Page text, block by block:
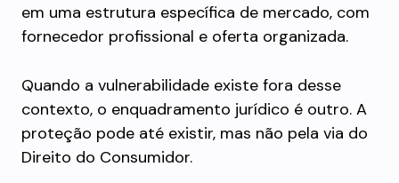
em uma estrutura específica de mercado, com
fornecedor profissional e oferta organizada.
Quando a vulnerabilidade existe fora desse
contexto, o enquadramento jurídico é outro. A
proteção pode até existir, mas não pela via do
Direito do Consumidor.